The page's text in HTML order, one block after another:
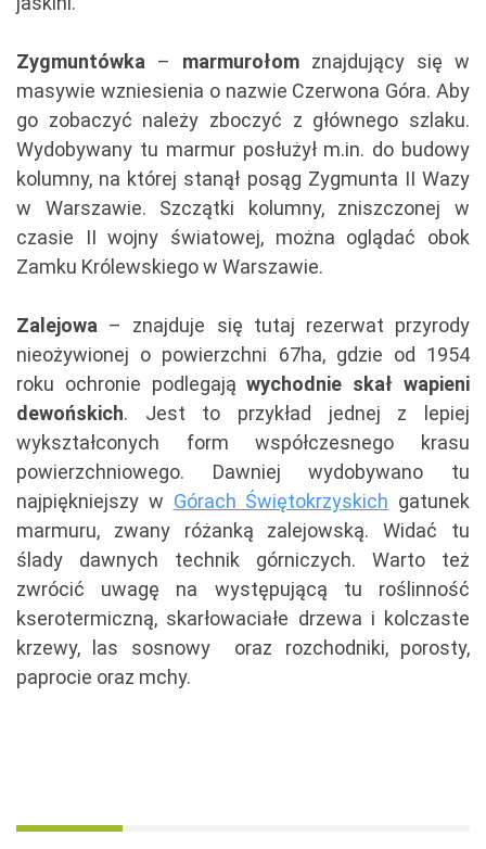
Zygmuntówka – marmurołom znajdujący się w
masywie wzniesienia o nazwie Czerwona Góra. Aby
go zobaczyć należy zboczyć z głównego szlaku.
Wydobywany tu marmur posłużył m.in. do budowy
kolumny, na której stanął posąg Zygmunta II Wazy
w Warszawie. Szczątki kolumny, zniszczonej w
czasie II wojny światowej, można oglądać obok
Zamku Królewskiego w Warszawie.
Zalejowa – znajduje się tutaj rezerwat przyrody
nieożywionej o powierzchni 67ha, gdzie od 1954
roku ochronie podlegająwychodnie skał wapieni
dewońskich. Jest to przykład jednej z lepiej
wykształconych form współczesnego krasu
powierzchniowego. Dawniej wydobywano tu
najpiękniejszy w Górach Świętokrzyskich gatunek
marmuru, zwany różanką zalejowską. Widać tu
ślady dawnych technik górniczych. Warto też
zwrócić uwagę na występującą tu roślinność
kserotermiczną, skarłowaciałe drzewa i kolczaste
krzewy, las sosnowy oraz rozchodniki, porosty,
paprocie oraz mchy.